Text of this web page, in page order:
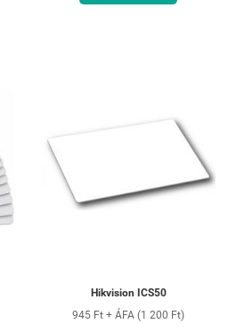
Hikvision ICS50
945 Ft + ÁFA (1 200 Ft)